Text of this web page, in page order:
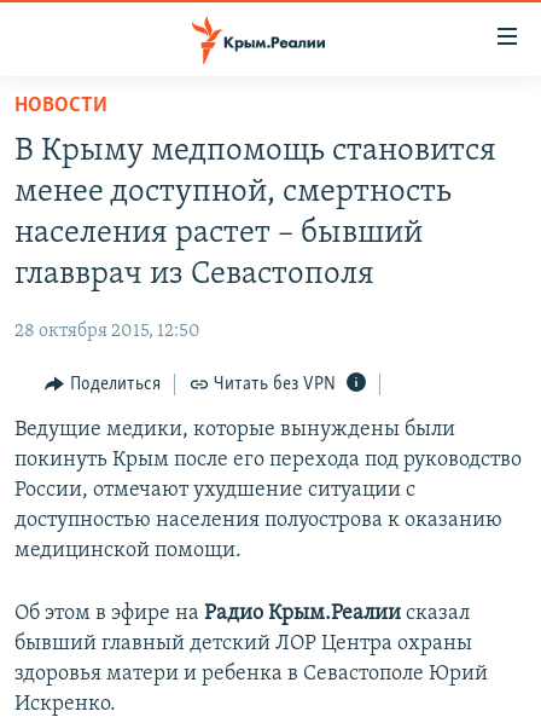
Вернуться
основному
содержанию
главной
Вернутся
поиску
СПЕЦПРОЕКТЫ
КАРТА ВОЕННЫХ ОБЪЕКТОВ КРЫМА
ИНТЕРАКТИВ
ИНФОГРАФИКА
ТЕЛЕПРОЕКТ КРЫМ.РЕАЛИИ
СОВЕТЫ ПРАВОЗАЩИТНИКОВ
ПРОПАВШИЕ БЕЗ ВЕСТИ
ПОБЕДИТЕЛЕЙ НЕ СУДЯТ?
КРЫМ.НЕПОКОРЕННЫЙ
ELIFBE
УКРАИНСКАЯ ПРОБЛЕМА КРЫМА
РАДІО СВОБОДА
КАК ОБОЙТИ БЛОКИРОВКУ
Українською
Qırımtatar
ПРИСОЕДИНЯЙТЕСЬ!
НОВОСТИ
В Крыму медпомощь становится
менее доступной, смертность
населения растет – бывший
главврач из Севастополя
28 октября 2015, 12:50
Поделиться Читать без VPN
Ведущие медики, которые вынуждены были
покинуть Крым после его перехода под руководство
России, отмечают ухудшение ситуации с
доступностью населения полуострова к оказанию
медицинской помощи.
Об этом в эфире на Радио Крым.Реалии сказал
бывший главный детский ЛОР Центра охраны
здоровья матери и ребенка в Севастополе Юрий
Искренко.